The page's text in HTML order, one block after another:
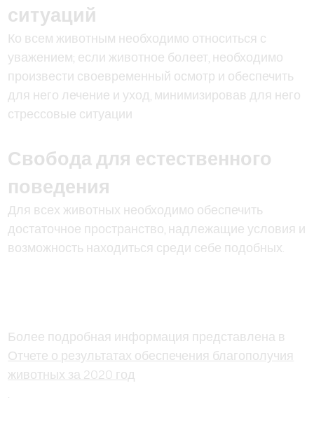
ситуаций
Ко всем животным необходимо относиться с
уважением; если животное болеет, необходимо
произвести своевременный осмотр и обеспечить
для него лечение и уход, минимизировав для него
стрессовые ситуации
Свобода для естественного
поведения
Для всех животных необходимо обеспечить
достаточное пространство, надлежащие условия и
возможность находиться среди себе подобных.
Более подробная информация представлена в
Отчете о результатах обеспечения благополучия
животных за 2020 год
.